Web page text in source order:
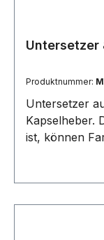
Untersetzer
Produktnummer:
Untersetzer
Kapselheber.
ist, können
variieren.